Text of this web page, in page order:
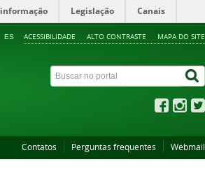
informação Legislação Canais
ACESSIBILIDADE ALTO CONTRASTE MAPA DO SITE
ES
Contatos Perguntas frequentes Webmail